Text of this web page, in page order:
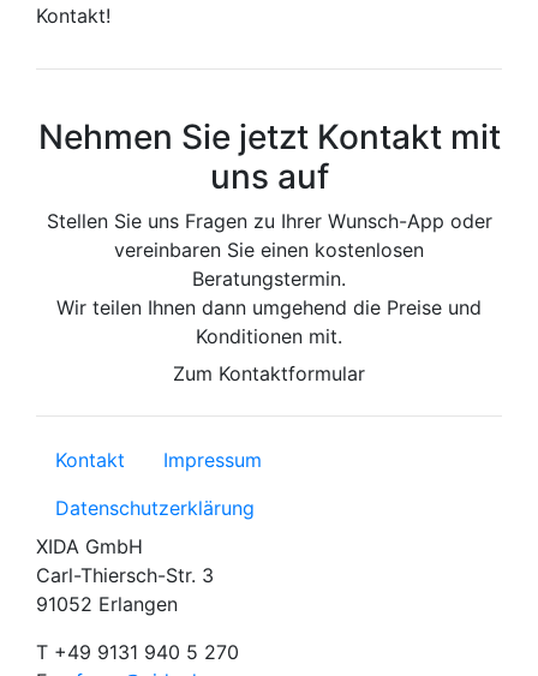
Kontakt!
Nehmen Sie jetzt Kontakt mit
uns auf
Stellen Sie uns Fragen zu Ihrer Wunsch-App oder
vereinbaren Sie einen kostenlosen
Beratungstermin.
Wir teilen Ihnen dann umgehend die Preise und
Konditionen mit.
Zum Kontaktformular
Kontakt
Impressum
Datenschutzerklärung
XIDA GmbH
Carl-Thiersch-Str. 3
91052 Erlangen
T +49 9131 940 5 270